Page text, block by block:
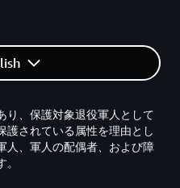
り、保護対象退役軍人として
護されている属性を理由とし
人、軍人の配偶者、および障